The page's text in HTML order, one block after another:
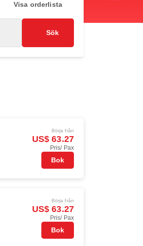
Visa orderlista
Sök
Börja från
US$ 63.27
Pris/ Pax
Bok
Börja från
US$ 63.27
Pris/ Pax
Bok